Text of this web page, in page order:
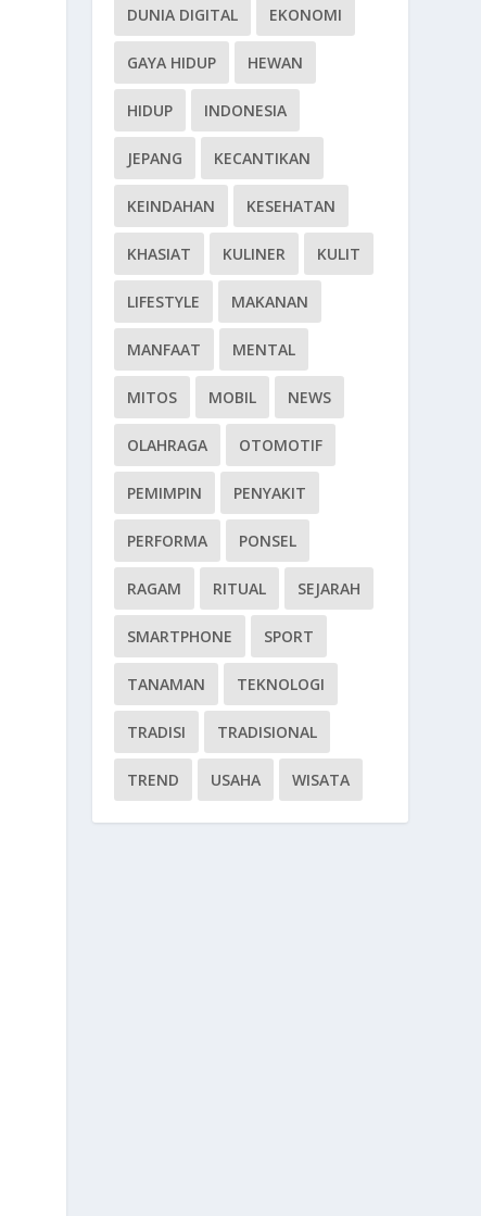
DUNIA DIGITAL EKONOMI
GAYA HIDUP HEWAN
HIDUP INDONESIA
JEPANG KECANTIKAN
KEINDAHAN KESEHATAN
KHASIAT KULINER KULIT
LIFESTYLE MAKANAN
MANFAAT MENTAL
MITOS MOBIL NEWS
OLAHRAGA OTOMOTIF
PEMIMPIN PENYAKIT
PERFORMA PONSEL
RAGAM RITUAL SEJARAH
SMARTPHONE SPORT
TANAMAN TEKNOLOGI
TRADISI TRADISIONAL
TREND USAHA WISATA